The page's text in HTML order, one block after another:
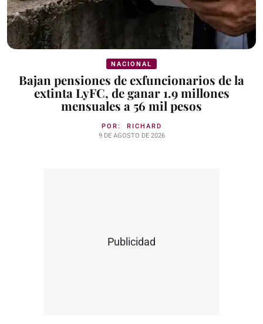
NACIONAL
Bajan pensiones de exfuncionarios de la
extinta LyFC, de ganar 1.9 millones
mensuales a 56 mil pesos
POR: RICHARD
9 DE AGOSTO DE 2026
Publicidad